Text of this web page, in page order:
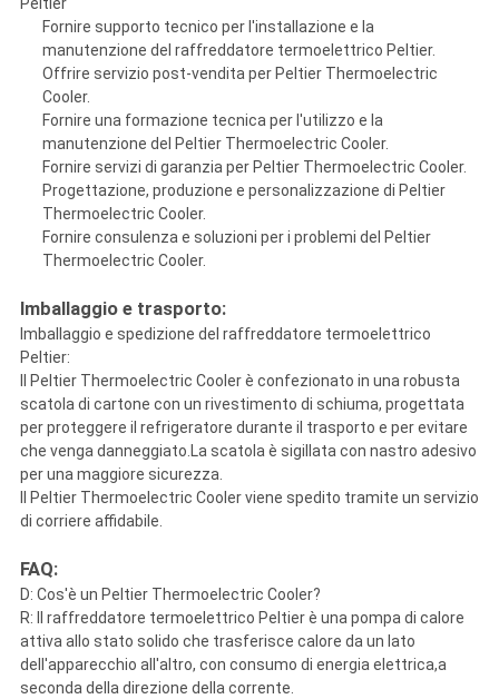
Peltier
Fornire supporto tecnico per l'installazione e la
manutenzione del raffreddatore termoelettrico Peltier.
Offrire servizio post-vendita per Peltier Thermoelectric
Cooler.
Fornire una formazione tecnica per l'utilizzo e la
manutenzione del Peltier Thermoelectric Cooler.
Fornire servizi di garanzia per Peltier Thermoelectric Cooler.
Progettazione, produzione e personalizzazione di Peltier
Thermoelectric Cooler.
Fornire consulenza e soluzioni per i problemi del Peltier
Thermoelectric Cooler.
Imballaggio e trasporto:
Imballaggio e spedizione del raffreddatore termoelettrico
Peltier:
Il Peltier Thermoelectric Cooler è confezionato in una robusta
scatola di cartone con un rivestimento di schiuma, progettata
per proteggere il refrigeratore durante il trasporto e per evitare
che venga danneggiato.La scatola è sigillata con nastro adesivo
per una maggiore sicurezza.
Il Peltier Thermoelectric Cooler viene spedito tramite un servizio
di corriere affidabile.
FAQ:
D: Cos'è un Peltier Thermoelectric Cooler?
R: Il raffreddatore termoelettrico Peltier è una pompa di calore
attiva allo stato solido che trasferisce calore da un lato
dell'apparecchio all'altro, con consumo di energia elettrica,a
seconda della direzione della corrente.